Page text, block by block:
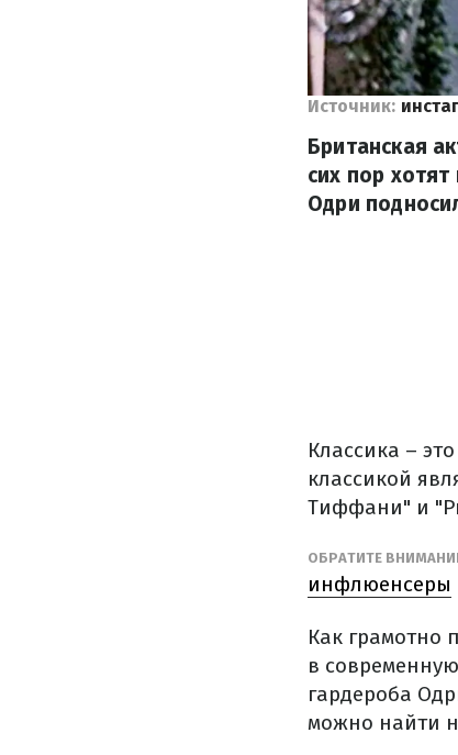
Источник:
Британская
сих пор
Одри
Классика –
классикой
Тиффани" и
ОБРАТИТЕ
инфлюенсеры
Как грамотно
в
гардероба
можно найти